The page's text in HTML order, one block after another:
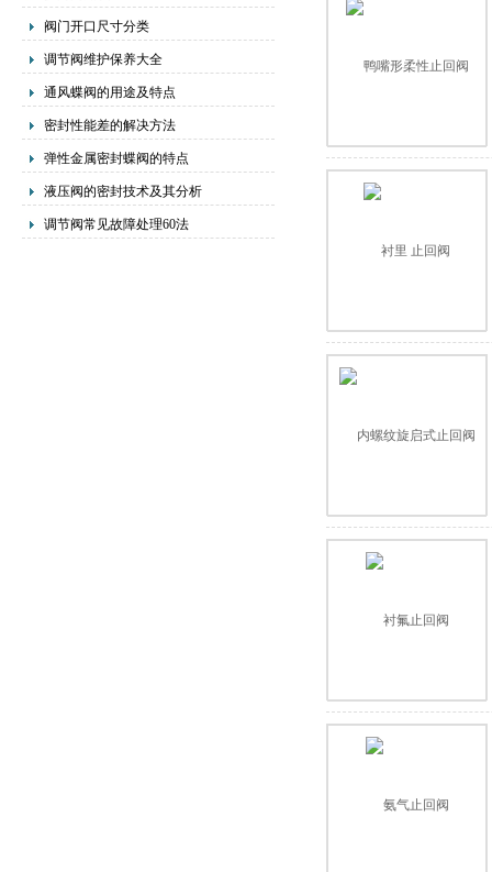
阀门开口尺寸分类
调节阀维护保养大全
通风蝶阀的用途及特点
密封性能差的解决方法
弹性金属密封蝶阀的特点
液压阀的密封技术及其分析
调节阀常见故障处理60法